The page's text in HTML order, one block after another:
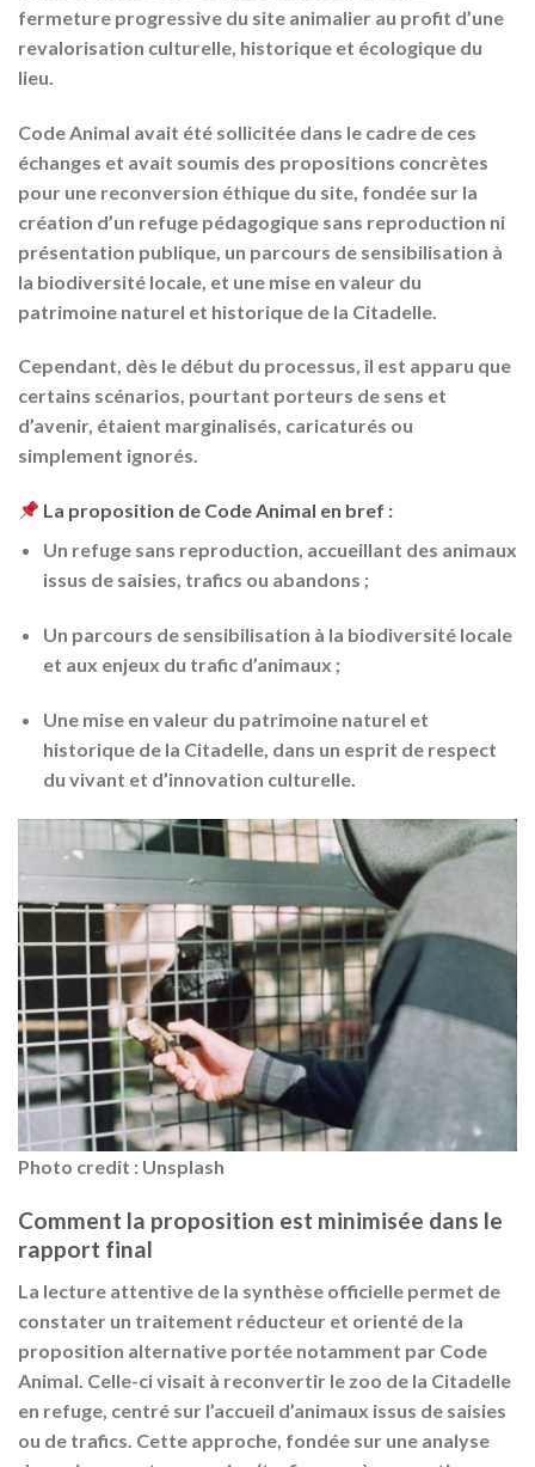
fermeture progressive du site animalier au profit d’une
revalorisation culturelle, historique et écologique du
lieu.
Code Animal avait été sollicitée dans le cadre de ces
échanges et avait soumis des propositions concrètes
pour une reconversion éthique du site, fondée sur la
création d’un refuge pédagogique sans reproduction ni
présentation publique, un parcours de sensibilisation à
la biodiversité locale, et une mise en valeur du
patrimoine naturel et historique de la Citadelle.
Cependant, dès le début du processus, il est apparu que
certains scénarios, pourtant porteurs de sens et
d’avenir, étaient marginalisés, caricaturés ou
simplement ignorés.
La proposition de Code Animal en bref :
Un refuge sans reproduction, accueillant des animaux
issus de saisies, trafics ou abandons ;
Un parcours de sensibilisation à la biodiversité locale
et aux enjeux du trafic d’animaux ;
Une mise en valeur du patrimoine naturel et
historique de la Citadelle, dans un esprit de respect
du vivant et d’innovation culturelle.
Photo credit : Unsplash
Comment la proposition est minimisée dans le
rapport final
La lecture attentive de la synthèse officielle permet de
constater un traitement réducteur et orienté de la
proposition alternative portée notamment par Code
Animal. Celle-ci visait à reconvertir le zoo de la Citadelle
en refuge, centré sur l’accueil d’animaux issus de saisies
ou de trafics. Cette approche, fondée sur une analyse